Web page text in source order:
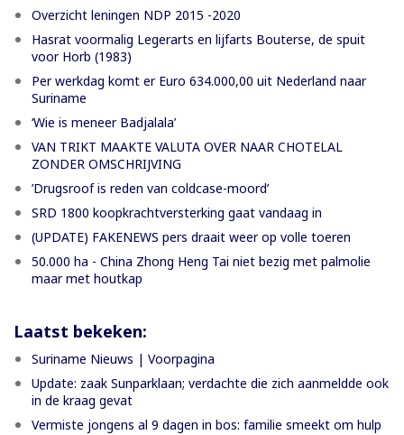
Overzicht leningen NDP 2015 -2020
Hasrat voormalig Legerarts en lijfarts Bouterse, de spuit
voor Horb (1983)
Per werkdag komt er Euro 634.000,00 uit Nederland naar
Suriname
‘Wie is meneer Badjalala’
VAN TRIKT MAAKTE VALUTA OVER NAAR CHOTELAL
ZONDER OMSCHRIJVING
’Drugsroof is reden van coldcase-moord’
SRD 1800 koopkrachtversterking gaat vandaag in
(UPDATE) FAKENEWS pers draait weer op volle toeren
50.000 ha - China Zhong Heng Tai niet bezig met palmolie
maar met houtkap
Laatst bekeken:
Suriname Nieuws | Voorpagina
Update: zaak Sunparklaan; verdachte die zich aanmeldde ook
in de kraag gevat
Vermiste jongens al 9 dagen in bos: familie smeekt om hulp